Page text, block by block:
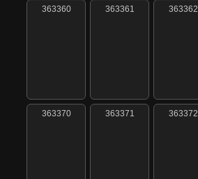
363360 363361 363362
363370 363371 363372